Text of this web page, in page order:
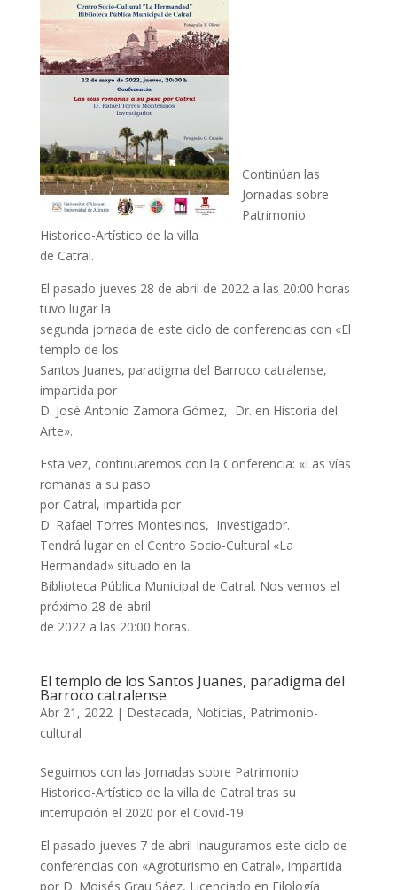
Continúan las
Jornadas sobre
Patrimonio
Historico-Artístico de la villa
de Catral.
El pasado jueves 28 de abril de 2022 a las 20:00 horas
tuvo lugar la
segunda jornada de este ciclo de conferencias con «El
templo de los
Santos Juanes, paradigma del Barroco catralense,
impartida por
D. José Antonio Zamora Gómez, Dr. en Historia del
Arte».
Esta vez, continuaremos con la Conferencia: «Las vías
romanas a su paso
por Catral, impartida por
D. Rafael Torres Montesinos, Investigador.
Tendrá lugar en el Centro Socio-Cultural «La
Hermandad» situado en la
Biblioteca Pública Municipal de Catral. Nos vemos el
próximo 28 de abril
de 2022 a las 20:00 horas.
El templo de los Santos Juanes, paradigma del
Barroco catralense
Abr 21, 2022| Destacada, Noticias, Patrimonio-
cultural
Seguimos con las Jornadas sobre Patrimonio
Historico-Artístico de la villa de Catral tras su
interrupción el 2020 por el Covid-19.
El pasado jueves 7 de abril Inauguramos este ciclo de
conferencias con «Agroturismo en Catral», impartida
por D. Moisés Grau Sáez, Licenciado en Filología